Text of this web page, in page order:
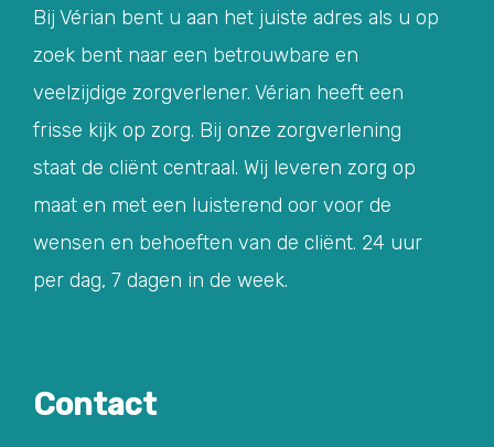
Bij Vérian bent u aan het juiste adres als u op
zoek bent naar een betrouwbare en
veelzijdige zorgverlener. Vérian heeft een
frisse kijk op zorg. Bij onze zorgverlening
staat de cliënt centraal. Wij leveren zorg op
maat en met een luisterend oor voor de
wensen en behoeften van de cliënt. 24 uur
per dag, 7 dagen in de week.
Contact